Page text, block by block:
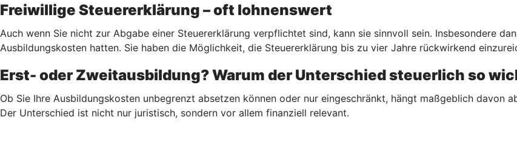
Freiwillige Steuererklärung – oft lohnenswert
Auch wenn Sie nicht zur Abgabe einer Steuererklärung verpflichtet sind, kann sie sinnvoll sein. Insbesondere
Ausbildungskosten hatten. Sie haben die Möglichkeit, die Steuererklärung bis zu vier Jahre rückwirkend
Erst- oder Zweitausbildung? Warum der Unterschied steuerlich so
Ob Sie Ihre Ausbildungskosten unbegrenzt absetzen können oder nur eingeschränkt, hängt maßgeblich davon
Der Unterschied ist nicht nur juristisch, sondern vor allem finanziell relevant.